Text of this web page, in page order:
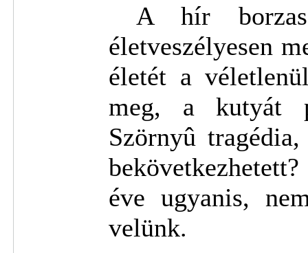
A hír
életveszélyesen
életét a
meg, a kutyát
Szörnyû
éve ugyanis,
velünk.